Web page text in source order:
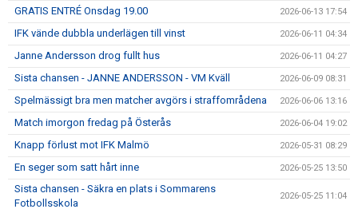
GRATIS ENTRÉ Onsdag 19.00 2026-06-13 17:54
IFK vände dubbla underlägen till vinst 2026-06-11 04:34
Janne Andersson drog fullt hus 2026-06-11 04:27
Sista chansen - JANNE ANDERSSON - VM Kväll 2026-06-09 08:31
Spelmässigt bra men matcher avgörs i straffområdena 2026-06-06 13:16
Match imorgon fredag på Österås 2026-06-04 19:02
Knapp förlust mot IFK Malmö 2026-05-31 08:29
En seger som satt hårt inne 2026-05-25 13:50
Sista chansen - Säkra en plats i Sommarens
Fotbollsskola
2026-05-25 11:04